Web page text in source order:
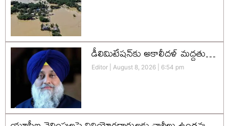
డీలిమిటేషన్‌కు అకాలీదళ్‌ మద్దతు…
Editor August 8, 2026 6:54 pm